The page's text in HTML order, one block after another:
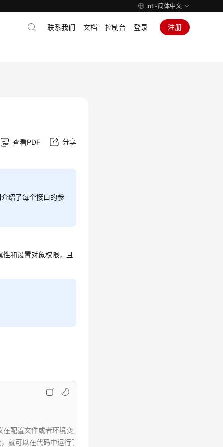
Intl-简体中文
联系我们 文档 控制台 登录 注册
查看PDF 分享
介绍了每个接口的参
和设置对象权限，且
配置文件或者环境变量中密文存放，使用时解密，确保安全；本
就可以在代码中运行了。